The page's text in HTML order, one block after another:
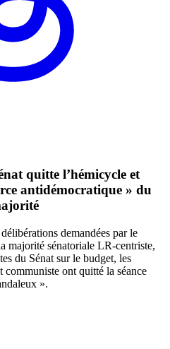
quitte l’hémicycle et
antidémocratique » du
demandées par le
majorité sénatoriale LR-centriste,
du Sénat sur le budget, les
communiste ont quitté la séance
».